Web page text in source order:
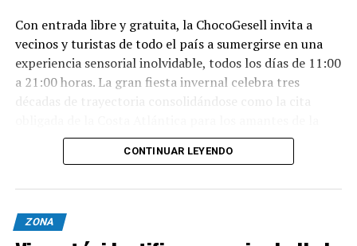
Con entrada libre y gratuita, la ChocoGesell invita a
vecinos y turistas de todo el país a sumergirse en una
experiencia sensorial inolvidable, todos los días de 11:00
a 21:00 horas. La gran fiesta invernal celebra tres
décadas de trayectoria consolidándose como la cita
buena repostería, el paisaje natural y la tradición
geselina.
Sabores, espectáculos y naturaleza en un solo lugar
Nacida en 1996, la fiesta reúne este año al talento de los
mejores expositores, maestros chocolateros y
CONTINUAR LEYENDO
ZONA